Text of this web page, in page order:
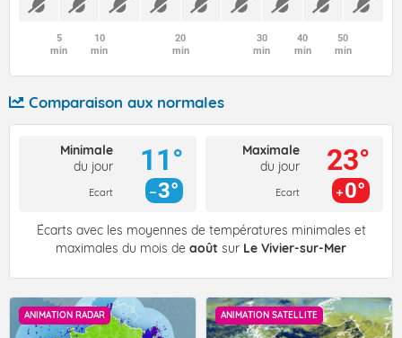
5
min
10
min
20
min
30
min
40
min
50
min
Comparaison aux normales
Minimale
du jour
Ecart
11°
3°
Maximale
du jour
Ecart
23°
0°
Écarts avec les moyennes de températures minimales et
maximales du mois de août sur Le Vivier-sur-Mer
ANIMATION RADAR ANIMATION SATELLITE